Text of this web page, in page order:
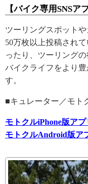
【バイク専用SNSア
ツーリングスポット
50万枚以上投稿され
ったり、ツーリング
バイクライフをより
す。
■キュレーター／モト
モトクルiPhone版ア
モトクルAndroid版ア